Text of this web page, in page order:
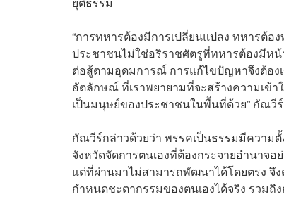
“การทหารต้องมีการเปลี่ยนแปลง ทหารต้
ประชาชนไม่ใช่อริราชศัตรูที่ทหารต้องมีห
ต่อสู้ตามอุดมการณ์ การแก้ไขปัญหาจึงต้อง
อัตลักษณ์ ที่เราพยายามที่จะสร้างความเข้
เป็นมนุษย์ของประชาชนในพื้นที่ด้วย” กัณวี
กัณวีร์กล่าวด้วยว่า พรรคเป็นธรรมมีความ
จังหวัดจัดการตนเองที่ต้องกระจายอำนาจ
แต่ที่ผ่านมาไม่สามารถพัฒนาได้โดยตรง จึ
กำหนดชะตากรรมของตนเองได้จริง รวม